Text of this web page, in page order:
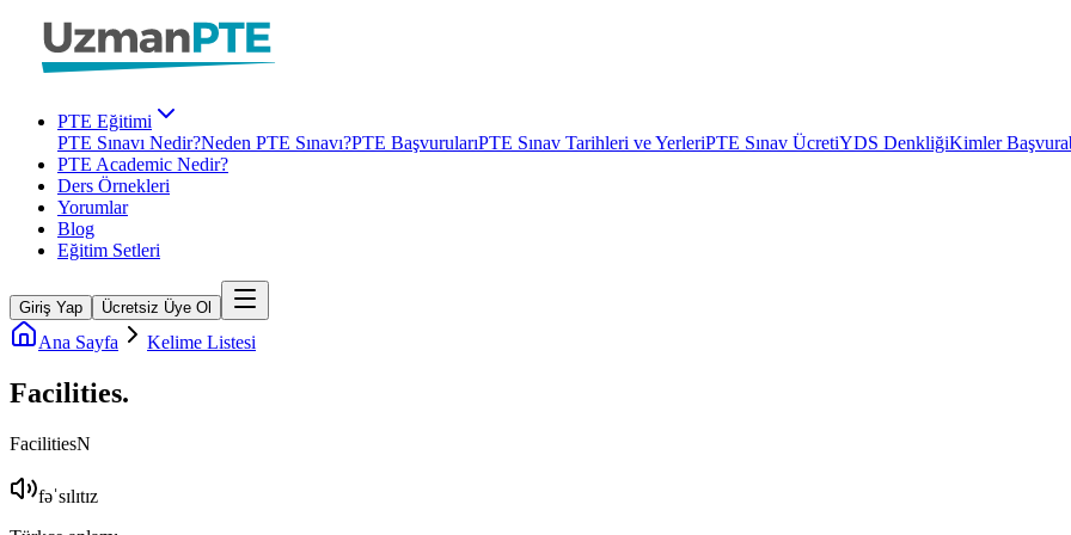
PTE Eğitimi
PTE Sınavı Nedir?Neden PTE Sınavı?PTE BaşvurularıPTE Sınav Tarihleri ve YerleriPTE Sınav ÜcretiYDS DenkliğiKimler
PTE Academic Nedir?
Ders Örnekleri
Yorumlar
Blog
Eğitim Setleri
Giriş Yap Ücretsiz Üye Ol
Ana Sayfa Kelime Listesi
Facilities.
FacilitiesN
fəˈsɪlɪtɪz